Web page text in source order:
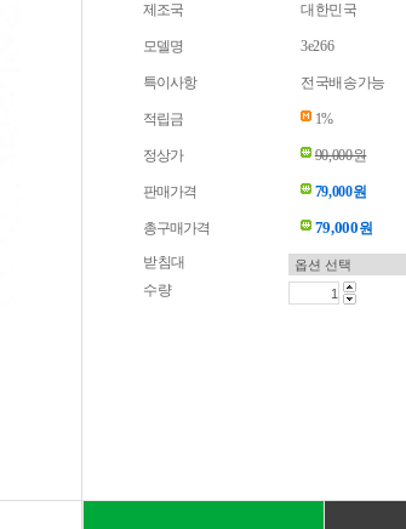
제조국 대한민국
모델명 3e266
특이사항 전국배송가능
적립금 1%
정상가 90,000원
판매가격 79,000원
총구매가격 79,000원
받침대
수량